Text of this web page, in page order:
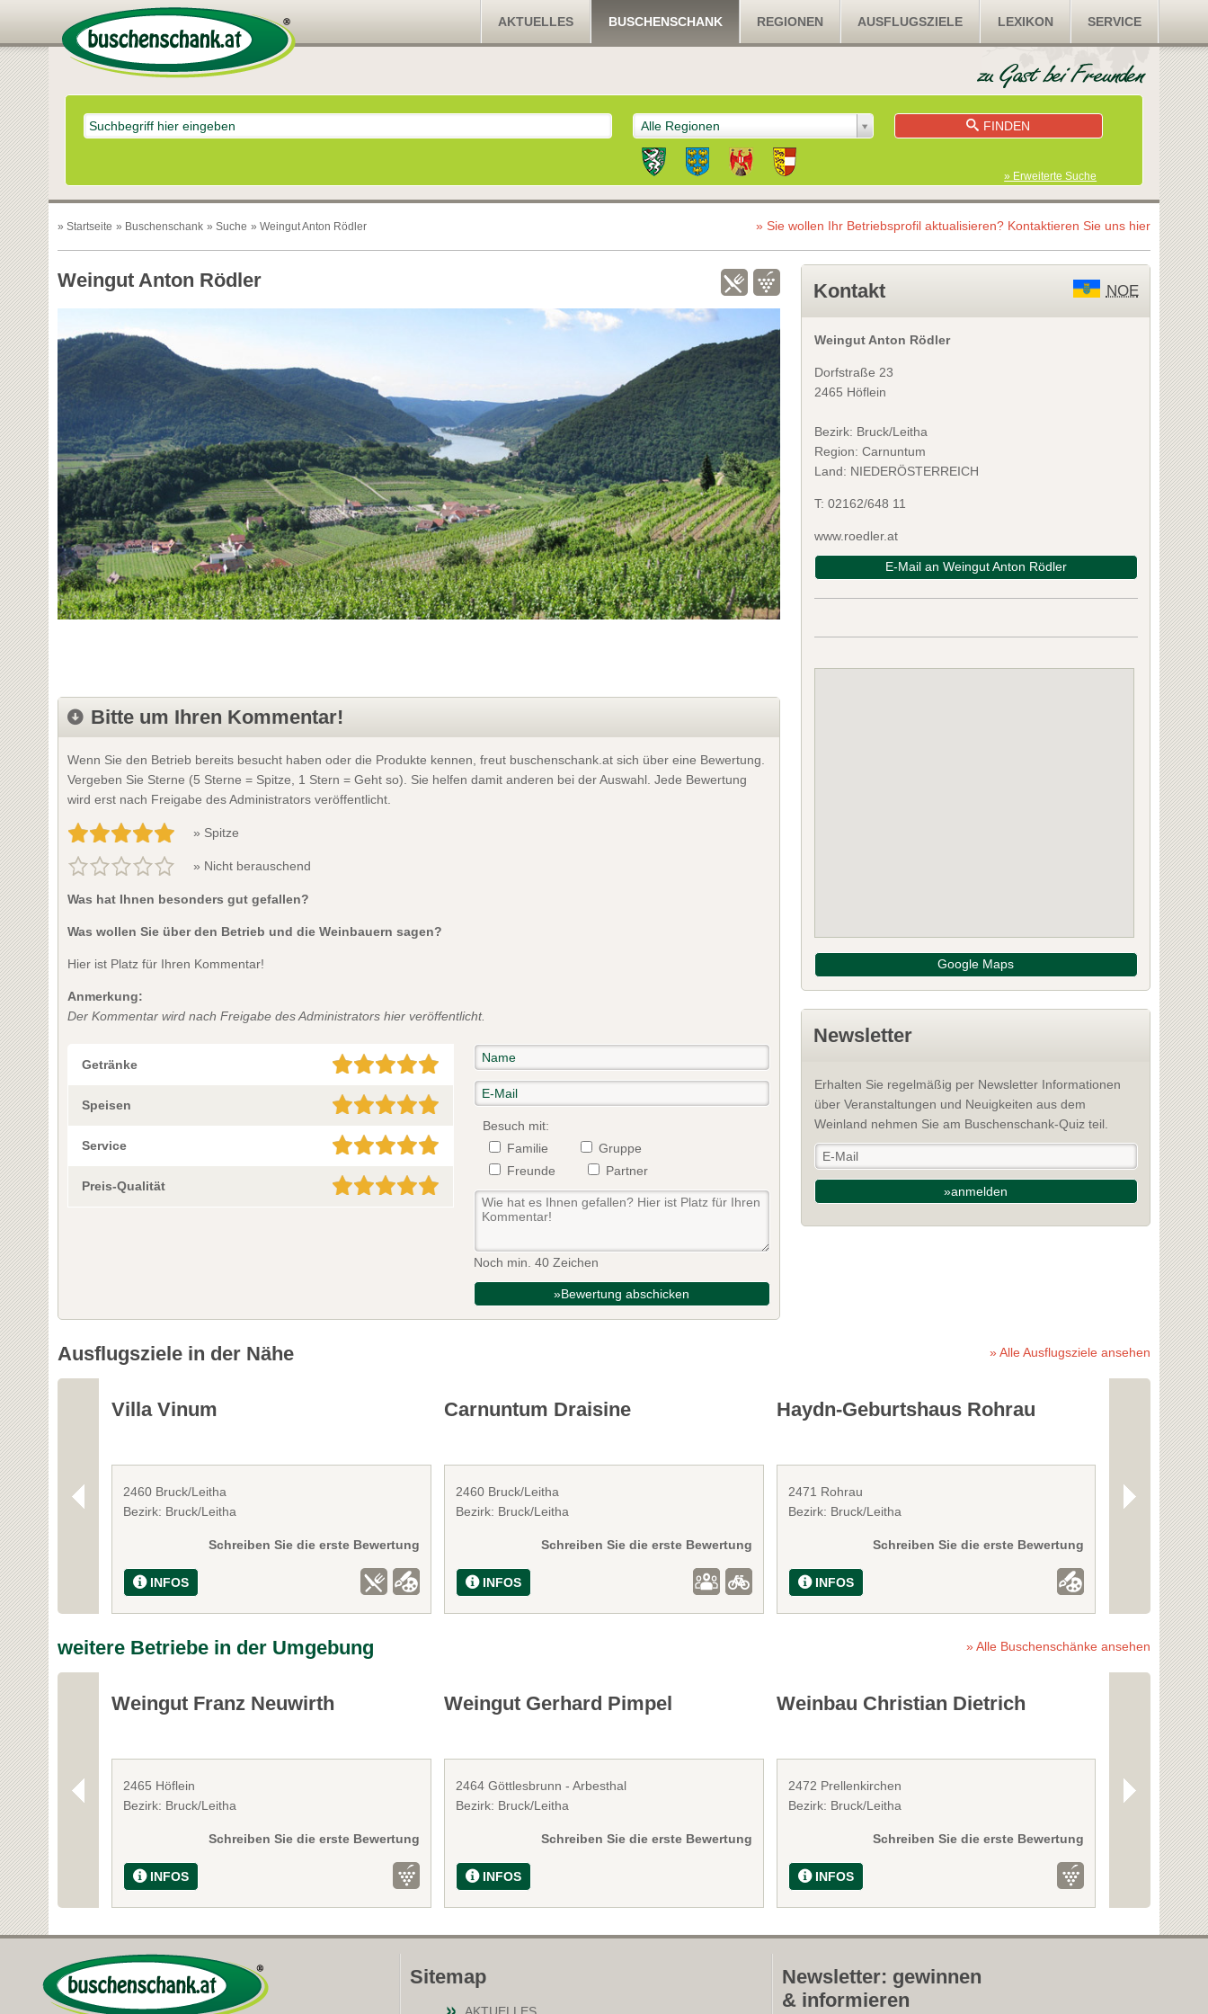
AKTUELLES BUSCHENSCHANK REGIONEN AUSFLUGSZIELE LEXIKON SERVICE
Alle Regionen FINDEN
» Erweiterte Suche
» Startseite » Buschenschank » Suche » Weingut Anton Rödler
Weingut Anton Rödler
Bitte um Ihren Kommentar!
Wenn Sie den Betrieb bereits besucht haben oder die Produkte kennen, freut buschenschank.at sich über eine Bewertung.
Vergeben Sie Sterne (5 Sterne = Spitze, 1 Stern = Geht so). Sie helfen damit anderen bei der Auswahl. Jede Bewertung
wird erst nach Freigabe des Administrators veröffentlicht.
» Spitze
» Nicht berauschend
Was hat Ihnen besonders gut gefallen?
Was wollen Sie über den Betrieb und die Weinbauern sagen?
Hier ist Platz für Ihren Kommentar!
Anmerkung:
Der Kommentar wird nach Freigabe des Administrators hier veröffentlicht.
Getränke
Speisen
Service
Preis-Qualität
Besuch mit:
Familie
Gruppe
Freunde
Partner
Noch min. 40 Zeichen
»Bewertung abschicken
» Sie wollen Ihr Betriebsprofil aktualisieren? Kontaktieren Sie uns hier
Kontakt NOE
Weingut Anton Rödler
Dorfstraße 23
2465 Höflein
Bezirk: Bruck/Leitha
Region: Carnuntum
Land: NIEDERÖSTERREICH
T: 02162/648 11
www.roedler.at
E-Mail an Weingut Anton Rödler
Google Maps
Newsletter
Erhalten Sie regelmäßig per Newsletter Informationen
über Veranstaltungen und Neuigkeiten aus dem
Weinland nehmen Sie am Buschenschank-Quiz teil.
»anmelden
Ausflugsziele in der Nähe » Alle Ausflugsziele ansehen
Villa Vinum
2460 Bruck/Leitha
Bezirk: Bruck/Leitha
Schreiben Sie die erste Bewertung
INFOS
Carnuntum Draisine
2460 Bruck/Leitha
Bezirk: Bruck/Leitha
Schreiben Sie die erste Bewertung
INFOS
Haydn-Geburtshaus Rohrau
2471 Rohrau
Bezirk: Bruck/Leitha
Schreiben Sie die erste Bewertung
INFOS
Schloss
2471 Rohrau
Bezirk: Bruck/
INFOS
weitere Betriebe in der Umgebung » Alle Buschenschänke ansehen
Weingut Franz Neuwirth
2465 Höflein
Bezirk: Bruck/Leitha
Schreiben Sie die erste Bewertung
INFOS
Weingut Gerhard Pimpel
2464 Göttlesbrunn - Arbesthal
Bezirk: Bruck/Leitha
Schreiben Sie die erste Bewertung
INFOS
Weinbau Christian Dietrich
2472 Prellenkirchen
Bezirk: Bruck/Leitha
Schreiben Sie die erste Bewertung
INFOS
Weinbau
2431
Bezirk: Bruck/
INFOS
Sitemap
Newsletter: gewinnen
& informieren